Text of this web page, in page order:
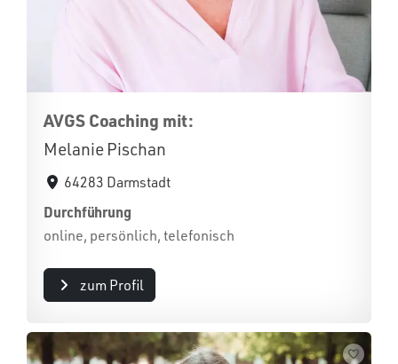
AVGS Coaching mit:
Melanie Pischan
64283 Darmstadt
Durchführung
online, persönlich, telefonisch
zum Profil